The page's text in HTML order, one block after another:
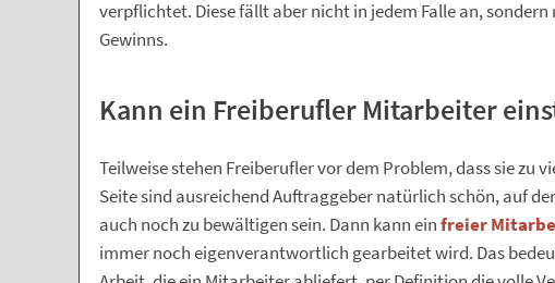
verpflichtet. Diese fällt aber nicht in jedem Falle an,
Gewinns.
Kann ein Freiberufler Mitarbeiter
Teilweise stehen Freiberufler vor dem Problem, dass sie zu
Seite sind ausreichend Auftraggeber natürlich schön, auf
auch noch zu bewältigen sein. Dann kann einfreier
immer noch eigenverantwortlich gearbeitet wird. Das